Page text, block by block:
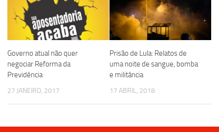
Governo atual não quer
negociar Reforma da
Previdência
27 JANEIRO, 2017
Prisão de Lula: Relatos de
uma noite de sangue, bomba
e militância
17 ABRIL, 2018